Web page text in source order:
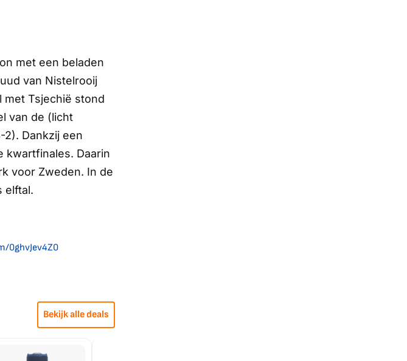
met een beladen
van Nistelrooij
met Tsjechië stond
van de (licht
Dankzij een
kwartfinales. Daarin
voor Zweden. In de
elftal.
0ghvJev4Z0
Bekijk alle deals